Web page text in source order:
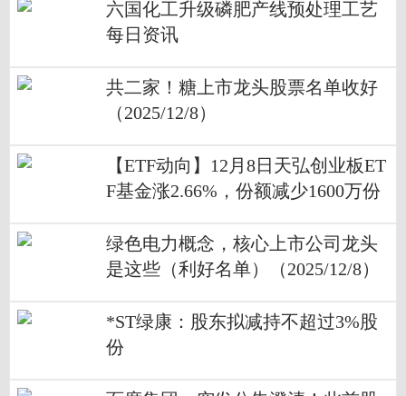
六国化工升级磷肥产线预处理工艺
每日资讯
共二家！糖上市龙头股票名单收好
（2025/12/8）
【ETF动向】12月8日天弘创业板ET
F基金涨2.66%，份额减少1600万份
绿色电力概念，核心上市公司龙头
是这些（利好名单）（2025/12/8）
*ST绿康：股东拟减持不超过3%股
份